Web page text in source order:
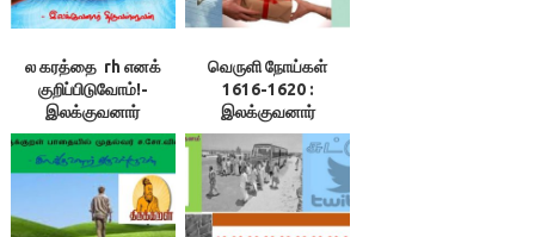
ல கரத்தை rh எனக்
குறிப்பிடுவோம்!-
இலக்குவனார்
திருவள்ளுவன்
வெருளி நோய்கள்
1616-1620 :
இலக்குவனார்
திருவள்ளுவன்